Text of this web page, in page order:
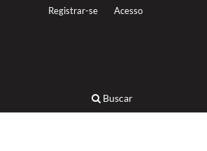
Buscar
Registrar-se Acesso